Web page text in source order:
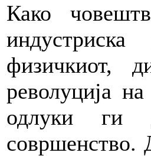
Како
физичкиот,
револуција
одлуки ги
совршенство.